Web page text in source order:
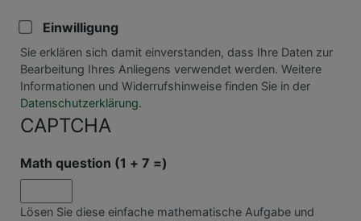
Einwilligung
Sie erklären sich damit einverstanden, dass Ihre Daten zur
Bearbeitung Ihres Anliegens verwendet werden. Weitere
Informationen und Widerrufshinweise finden Sie in der
Datenschutzerklärung.
CAPTCHA
Math question (1 + 7 =)
Lösen Sie diese einfache mathematische Aufgabe und